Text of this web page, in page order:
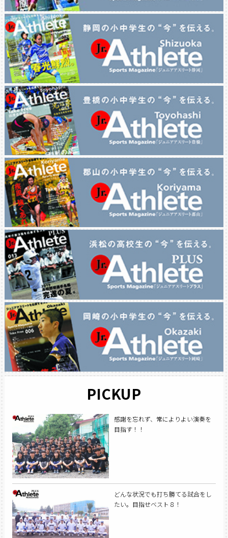
PICKUP
感謝を忘れず、常によりよい演奏を
目指す！！
どんな状況でも打ち勝てる試合をし
たい。目指せベスト８！